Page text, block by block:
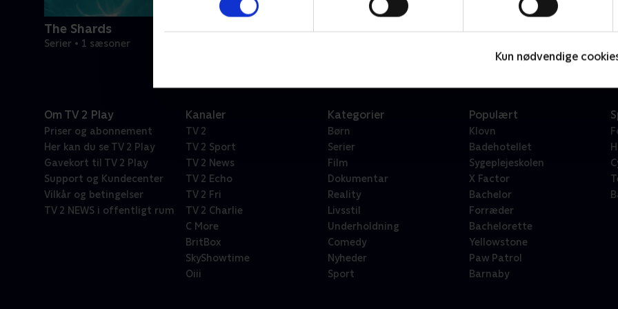
Kun nødvendige
The Shards
Serier • 1 sæsoner
Om TV 2 Play
Priser og abonnement
Her kan du se TV 2 Play
Gavekort til TV 2 Play
Support og Kundecenter
Vilkår og betingelser
TV 2 NEWS i offentligt rum
Kanaler
TV 2
TV 2 Sport
TV 2 News
TV 2 Echo
TV 2 Fri
TV 2 Charlie
C More
BritBox
SkyShowtime
Oiii
Kategorier
Børn
Serier
Film
Dokumentar
Reality
Livsstil
Underholdning
Comedy
Nyheder
Sport
Populært
Klovn
Badehotellet
Sygeplejeskolen
X Factor
Bachelor
Forræder
Bachelorette
Yellowstone
Paw Patrol
Barnaby